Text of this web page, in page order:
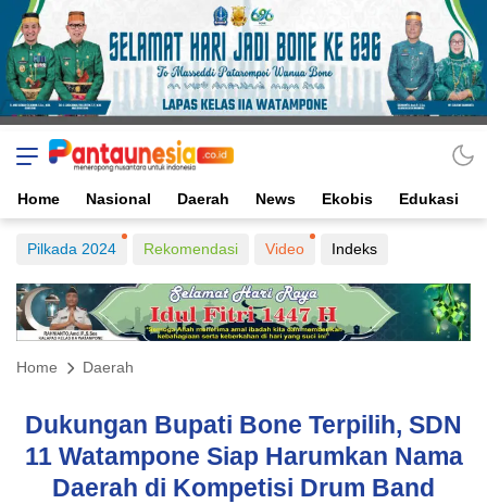
Home Nasional Daerah News Ekobis Edukasi
Pilkada 2024 Rekomendasi Video Indeks
Home Daerah
Dukungan Bupati Bone Terpilih, SDN
11 Watampone Siap Harumkan Nama
Daerah di Kompetisi Drum Band